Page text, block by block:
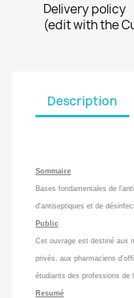
Delivery policy
(edit with the
Description
Sommaire
Bases fondamentales de
d'antiseptiques et de
Public
Cet ouvrage est destiné aux
privés, aux pharmaciens
étudiants des professions de
Resumé